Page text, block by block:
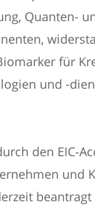
Quanten-
für
und -
den EIC-
und